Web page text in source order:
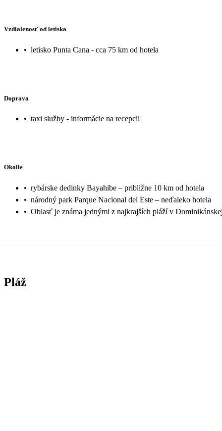
Vzdialenosť od letiska
• letisko Punta Cana - cca 75 km od hotela
Doprava
• taxi služby - informácie na recepcii
Okolie
• rybárske dedinky Bayahibe – približne 10 km od hotela
• národný park Parque Nacional del Este – neďaleko hotela
• Oblasť je známa jednými z najkrajších pláží v
Pláž